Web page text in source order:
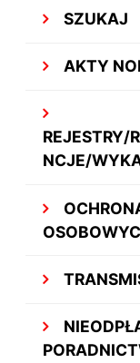
SZUKAJ
AKTY
REJESTRY/
NCJE/